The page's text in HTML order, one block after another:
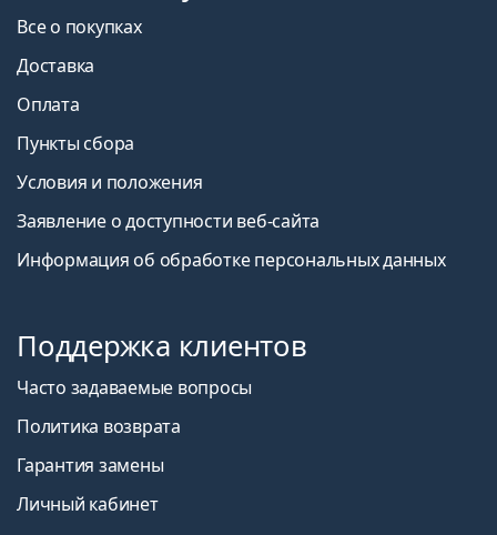
Все о покупках
Доставка
Оплата
Пункты сбора
Условия и положения
Заявление о доступности веб-сайта
Информация об обработке персональных данных
Поддержка клиентов
Часто задаваемые вопросы
Политика возврата
Гарантия замены
Личный кабинет